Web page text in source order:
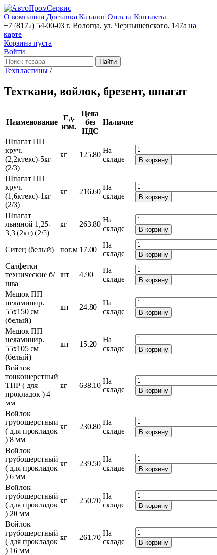
О компании Доставка Каталог Оплата Контакты
+7 (8172) 54-00-03 г. Вологда, ул. Чернышевского, 147а на
карте
Корзина пуста
Войти
Найти
Техпластины /
Техткани, войлок, брезент, шпагат
Наименование
Ед.
изм.
Цена
без
НДС
Наличие
Шпагат ПП
круч.
(2,2ктекс)-5кг
(2/3)
кг 125.80
На
складе
В корзину
Шпагат ПП
круч.
(1,6ктекс)-1кг
(2/3)
кг 216.60
На
складе
В корзину
Шпагат
льняной 1,25-
3,3 (2кг) (2/3)
кг 263.80
На
складе
В корзину
Ситец (белый) пог.м 17.00
На
складе
В корзину
Салфетки
технические б/
шва
шт 4.90
На
складе
В корзину
Мешок ПП
неламинир.
55х150 см
(белый)
шт 24.80
На
складе
В корзину
Мешок ПП
неламинир.
55х105 см
(белый)
шт 15.20
На
складе
В корзину
Войлок
тонкошерстный
ТПР ( для
прокладок ) 4
мм
кг 638.10
На
складе
В корзину
Войлок
грубошерстный
( для прокладок
) 8 мм
кг 230.80
На
складе
В корзину
Войлок
грубошерстный
( для прокладок
) 6 мм
кг 239.50
На
складе
В корзину
Войлок
грубошерстный
( для прокладок
) 20 мм
кг 250.70
На
складе
В корзину
Войлок
грубошерстный
( для прокладок
) 16 мм
кг 261.70
На
складе
В корзину